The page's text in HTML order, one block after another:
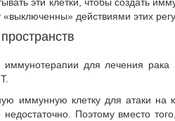
«выключенны» действиями этих
иммунотерапии для лечения
иммунную клетку для атаки на
недостаточно. Поэтому вместо